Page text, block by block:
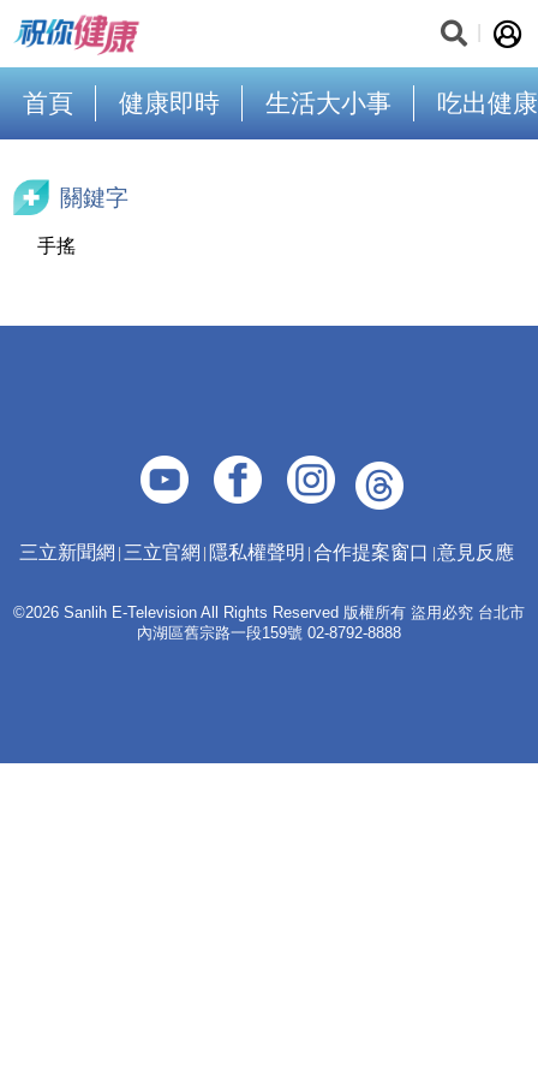
首頁 健康即時 生活大小事 吃出健康
關鍵字
手搖
三立新聞網 三立官網 隱私權聲明 合作提案窗口 意見反應
©2026 Sanlih E-Television All Rights Reserved 版權所有 盜用必究 台北市
內湖區舊宗路一段159號 02-8792-8888